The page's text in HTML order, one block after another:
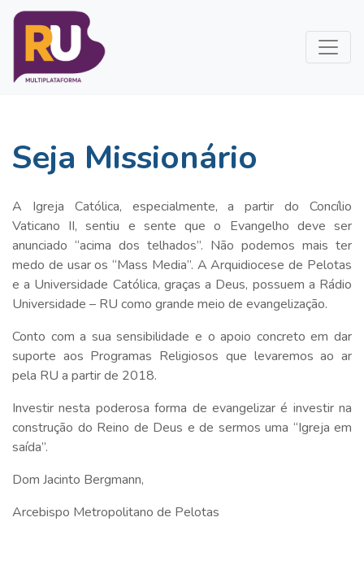
Seja Missionário
A Igreja Católica, especialmente, a partir do Concílio
Vaticano II, sentiu e sente que o Evangelho deve ser
anunciado “acima dos telhados”. Não podemos mais ter
medo de usar os “Mass Media”. A Arquidiocese de Pelotas
e a Universidade Católica, graças a Deus, possuem a Rádio
Universidade – RU como grande meio de evangelização.
Conto com a sua sensibilidade e o apoio concreto em dar
suporte aos Programas Religiosos que levaremos ao ar
pela RU a partir de 2018.
Investir nesta poderosa forma de evangelizar é investir na
construção do Reino de Deus e de sermos uma “Igreja em
saída”.
Dom Jacinto Bergmann,
Arcebispo Metropolitano de Pelotas